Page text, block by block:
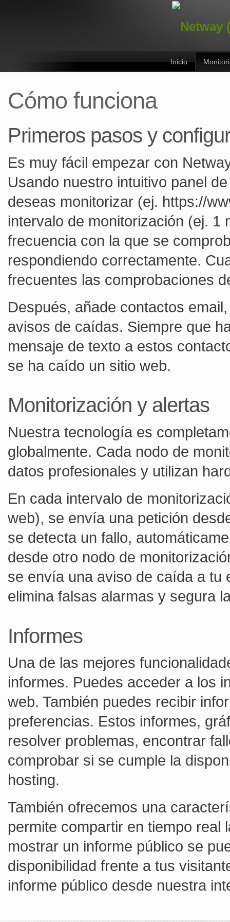
Inicio
Cómo funciona
Primeros pasos y
Es muy fácil empezar con
Usando nuestro intuitivo panel
deseas monitorizar (ej. https://
intervalo de monitorización (ej. 1
frecuencia con la que se
respondiendo correctamente.
frecuentes las comprobaciones
Después, añade contactos
avisos de caídas. Siempre que
mensaje de texto a estos
se ha caído un sitio web.
Monitorización y alertas
Nuestra tecnología es
globalmente. Cada nodo de
datos profesionales y utilizan
En cada intervalo de
web), se envía una petición
se detecta un fallo,
desde otro nodo de
se envía una aviso de caída a tu
elimina falsas alarmas y segura
Informes
Una de las mejores
informes. Puedes acceder a los
web. También puedes recibir
preferencias. Estos informes,
resolver problemas, encontrar
comprobar si se cumple la
hosting.
También ofrecemos una
permite compartir en tiempo real
mostrar un informe público se
disponibilidad frente a tus
informe público desde nuestra